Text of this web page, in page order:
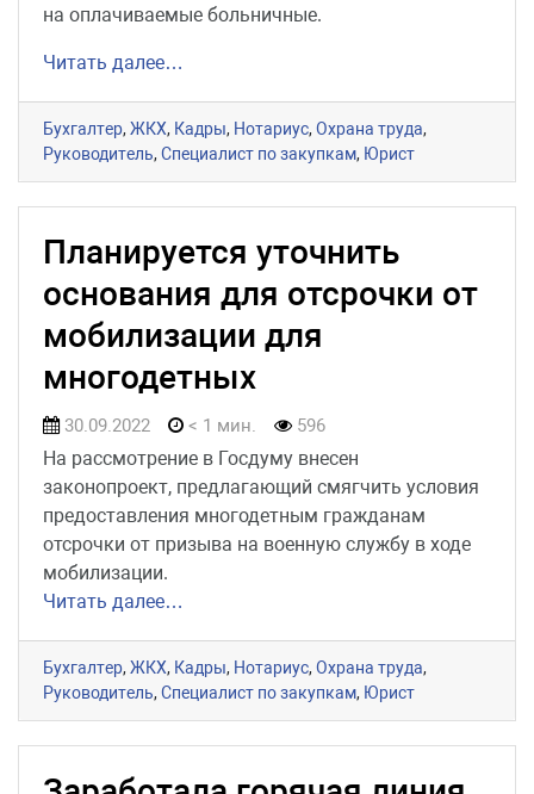
на оплачиваемые больничные.
Читать далее…
Бухгалтер,ЖКХ, Кадры, Нотариус,Охрана труда,
Руководитель,Специалист по закупкам, Юрист
Планируется уточнить
основания для отсрочки от
мобилизации для
многодетных
30.09.2022 < 1 мин. 596
На рассмотрение в Госдуму внесен
законопроект, предлагающий смягчить условия
предоставления многодетным гражданам
отсрочки от призыва на военную службу в ходе
мобилизации.
Читать далее…
Бухгалтер,ЖКХ, Кадры, Нотариус,Охрана труда,
Руководитель,Специалист по закупкам, Юрист